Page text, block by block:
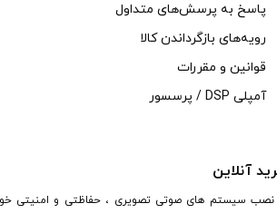
پاسخ به پرسش‌های متداول
رویه‌های بازگرداندن کالا
قوانین و مقررات
آمپلی DSP / پرسسور
آنلاین
در زمینه فروش و نصب سیستم های صوتی تصویری ، حفاظتی و